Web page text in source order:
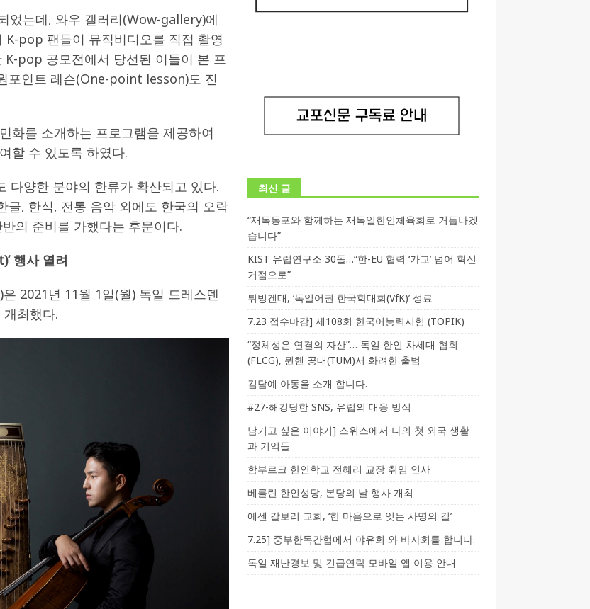
었는데, 와우 갤러리(Wow-gallery)에
pop 팬들이 뮤직비디오를 직접 촬영
pop 공모전에서 당선된 이들이 본 프
포인트 레슨(One-point lesson)도 진
화를 소개하는 프로그램을 제공하여
할 수 있도록 하였다.
다양한 분야의 한류가 확산되고 있다.
글, 한식, 전통 음악 외에도 한국의 오락
의 준비를 가했다는 후문이다.
행사 열려
2021년 11월 1일(월) 독일 드레스덴
최했다.
최신 글
“재독동포와 함께하는 재독일한인체육회로 거듭나겠
습니다”
KIST 유럽연구소 30돌…“한-EU 협력 ‘가교’ 넘어 혁신
거점으로”
튀빙겐대, ‘독일어권 한국학대회(VfK)’ 성료
7.23 접수마감] 제108회 한국어능력시험 (TOPIK)
“정체성은 연결의 자산”… 독일 한인 차세대 협회
(FLCG), 뮌헨 공대(TUM)서 화려한 출범
김담예 아동을 소개 합니다.
#27-해킹당한 SNS, 유럽의 대응 방식
남기고 싶은 이야기] 스위스에서 나의 첫 외국 생활
과 기억들
함부르크 한인학교 전혜리 교장 취임 인사
베를린 한인성당, 본당의 날 행사 개최
에센 갈보리 교회, ‘한 마음으로 잇는 사명의 길’
7.25] 중부한독간협에서 야유회 와 바자회를 합니다.
독일 재난경보 및 긴급연락 모바일 앱 이용 안내